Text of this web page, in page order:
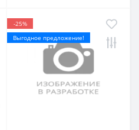
-25%
Выгодное предложение!